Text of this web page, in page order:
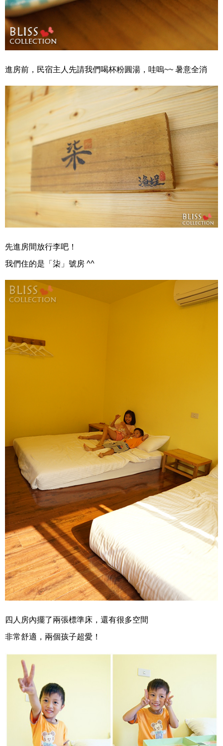
進房前，民宿主人先請我們喝杯粉圓湯，哇嗚~~ 暑意全消
先進房間放行李吧！
我們住的是「柒」號房 ^^
四人房內擺了兩張標準床，還有很多空間
非常舒適，兩個孩子超愛！